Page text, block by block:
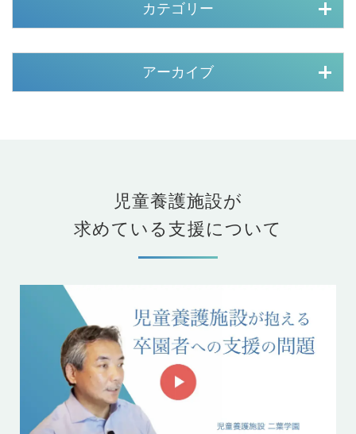
カテゴリー
アーカイブ
児童養護施設が
求めている支援について